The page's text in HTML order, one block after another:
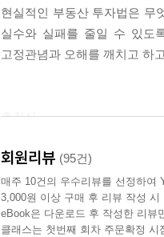
슈퍼스타 도시, 서울에 투자하
슈퍼스타 도시 전성시대, 수혜
2000년 이후 슈퍼스타 도시의
도시의 성공 요인 중 가장 중요
서울에 집을 사야 하는 분명한
답은 분업의 힘에 있다
현실적인 부동산 투자법은 무
실수와 실패를 줄일 수 있도
고정관념과 오해를 깨치고 하
추천사
180만 회원 네이버 카페 ‘부동
어려운 내용을 어렵게 쓰는
있는 능력이 아닙니다. 그런
회원리뷰 (95건)
매주 10건의 우수리뷰를 선정하여
3,000원 이상 구매 후 리뷰 작성 시
eBook은 다운로드 후 작성한 리뷰
클래스는 첫번째 회차 주문확정